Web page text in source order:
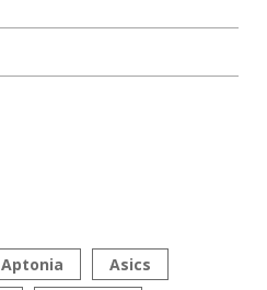
Aptonia
Asics